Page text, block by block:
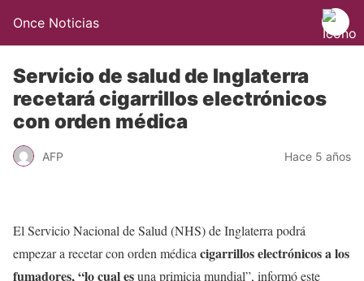
Once Noticias
Servicio de salud de Inglaterra
recetará cigarrillos electrónicos
con orden médica
AFP Hace 5 años
El Servicio Nacional de Salud (NHS) de Inglaterra podrá
empezar a recetar con orden médica cigarrillos electrónicos a los
fumadores, “lo cual esuna primicia mundial”, informó este